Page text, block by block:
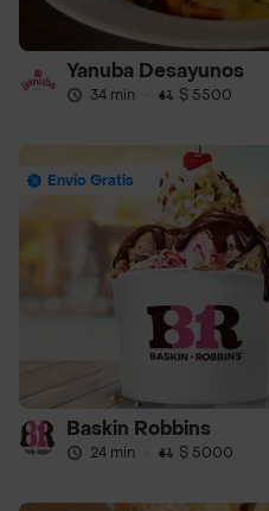
Yanuba Desayunos
34 min · $ 5500
Envío Gratis
Baskin Robbins
24 min · $ 5000